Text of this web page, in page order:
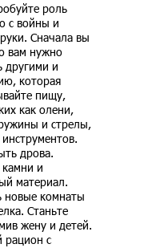
роль
с войны и
Сначала вы
вам нужно
другими и
которая
пищу,
как олени,
и стрелы,
дрова.
и
материал.
новые комнаты
Станьте
жену и детей.
с